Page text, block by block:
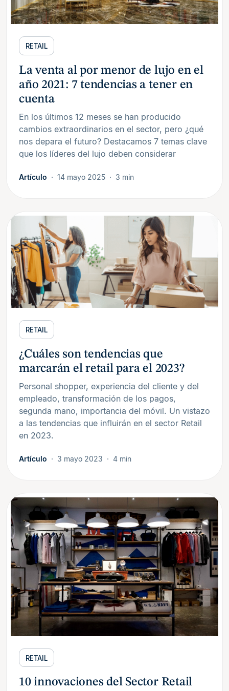
RETAIL
La venta al por menor de lujo en el
año 2021: 7 tendencias a tener en
cuenta
En los últimos 12 meses se han producido
cambios extraordinarios en el sector, pero ¿qué
nos depara el futuro? Destacamos 7 temas clave
que los líderes del lujo deben considerar
Artículo 14 mayo 2025 3 min
RETAIL
¿Cuáles son tendencias que
marcarán el retail para el 2023?
Personal shopper, experiencia del cliente y del
empleado, transformación de los pagos,
segunda mano, importancia del móvil. Un vistazo
a las tendencias que influirán en el sector Retail
en 2023.
Artículo 3 mayo 2023 4 min
RETAIL
10 innovaciones del Sector Retail